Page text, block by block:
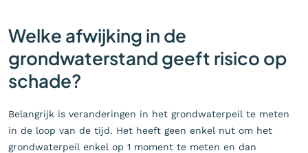
Welke afwijking in de
grondwaterstand geeft risico op
schade?
Belangrijk is veranderingen in het grondwaterpeil te meten
in de loop van de tijd. Het heeft geen enkel nut om het
grondwaterpeil enkel op 1 moment te meten en dan